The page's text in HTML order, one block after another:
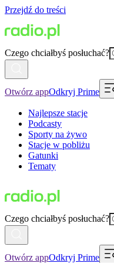
Przejdź do treści
Czego chciałbyś posłuchać?
Otwórz appOdkryj Prime
Najlepsze stacje
Podcasty
Sporty na żywo
Stacje w pobliżu
Gatunki
Tematy
Czego chciałbyś posłuchać?
Otwórz appOdkryj Prime